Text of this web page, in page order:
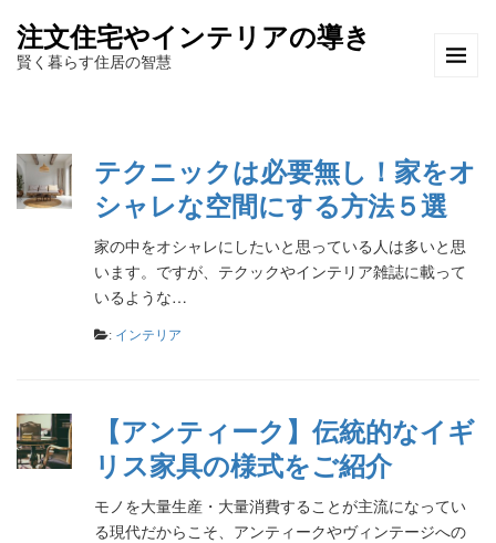
注文住宅やインテリアの導き
賢く暮らす住居の智慧
テクニックは必要無し！家をオ
シャレな空間にする方法５選
家の中をオシャレにしたいと思っている人は多いと思
います。ですが、テクックやインテリア雑誌に載って
いるような…
: インテリア
【アンティーク】伝統的なイギ
リス家具の様式をご紹介
モノを大量生産・大量消費することが主流になってい
る現代だからこそ、アンティークやヴィンテージへの